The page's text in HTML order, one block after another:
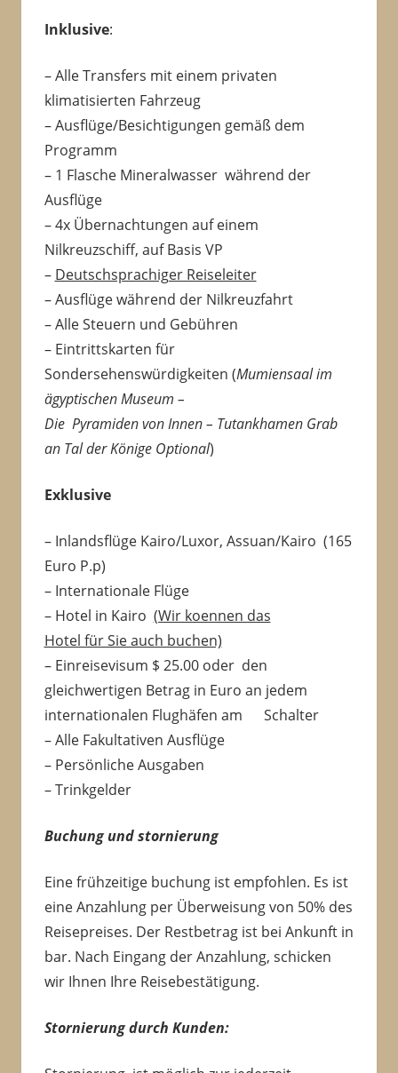
Inklusive:
– Alle Transfers mit einem privaten
klimatisierten Fahrzeug
– Ausflüge/Besichtigungen gemäß dem
Programm
– 1 Flasche Mineralwasser während der
Ausflüge
– 4x Übernachtungen auf einem
Nilkreuzschiff, auf Basis VP
– Deutschsprachiger Reiseleiter
– Ausflüge während der Nilkreuzfahrt
– Alle Steuern und Gebühren
– Eintrittskarten für
Sondersehenswürdigkeiten (Mumiensaal im
ägyptischen Museum –
Die Pyramiden von Innen – Tutankhamen Grab
an Tal der Könige Optional)
Exklusive
– Inlandsflüge Kairo/Luxor, Assuan/Kairo (165
Euro P.p)
– Internationale Flüge
– Hotel in Kairo (Wir koennen das
Hotel für Sie auch buchen)
– Einreisevisum $ 25.00 oder den
gleichwertigen Betrag in Euro an jedem
internationalen Flughäfen am Schalter
– Alle Fakultativen Ausflüge
– Persönliche Ausgaben
– Trinkgelder
Buchung und stornierung
Eine frühzeitige buchung ist empfohlen. Es ist
eine Anzahlung per Überweisung von 50% des
Reisepreises. Der Restbetrag ist bei Ankunft in
bar. Nach Eingang der Anzahlung, schicken
wir Ihnen Ihre Reisebestätigung.
Stornierung durch Kunden: